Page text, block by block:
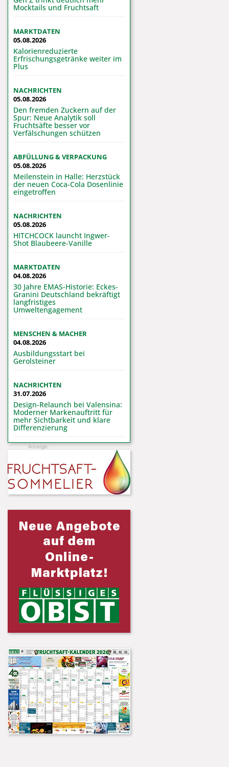
Mocktails und Fruchtsaft
MARKTDATEN
05.08.2026
Kalorienreduzierte
Erfrischungsgetränke weiter im
Plus
NACHRICHTEN
05.08.2026
Den fremden Zuckern auf der
Spur: Neue Analytik soll
Fruchtsäfte besser vor
Verfälschungen schützen
ABFÜLLUNG & VERPACKUNG
05.08.2026
Meilenstein in Halle: Herzstück
der neuen Coca-Cola Dosenlinie
eingetroffen
NACHRICHTEN
05.08.2026
HITCHCOCK launcht Ingwer-
Shot Blaubeere-Vanille
MARKTDATEN
04.08.2026
30 Jahre EMAS-Historie: Eckes-
Granini Deutschland bekräftigt
langfristiges
Umweltengagement
MENSCHEN & MACHER
04.08.2026
Ausbildungsstart bei
Gerolsteiner
NACHRICHTEN
31.07.2026
Design-Relaunch bei Valensina:
Moderner Markenauftritt für
mehr Sichtbarkeit und klare
Differenzierung
Anzeige: